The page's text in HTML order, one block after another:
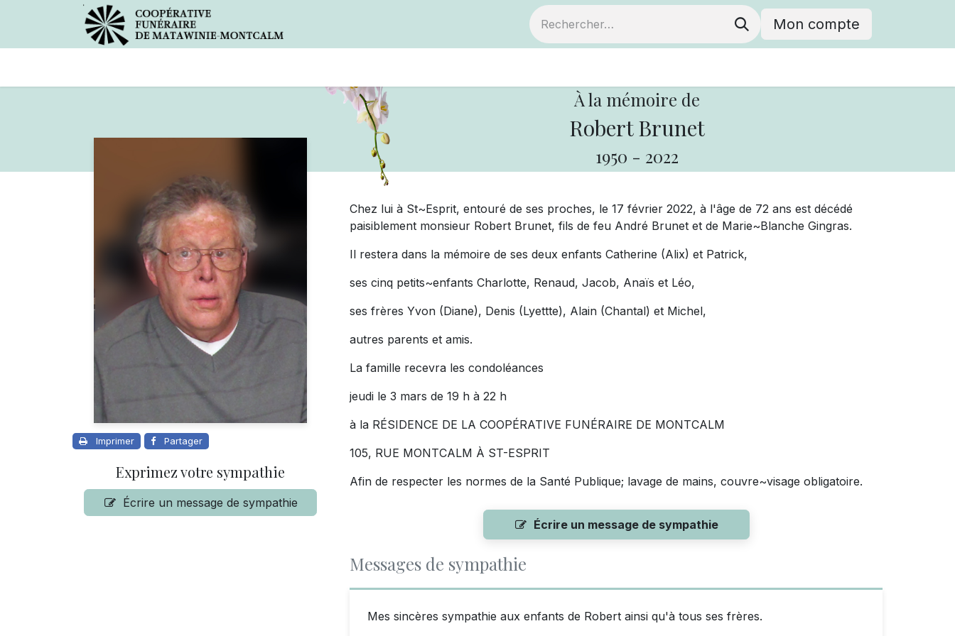
Mon compte
À la mémoire de
Robert Brunet
1950 - 2022
Imprimer Partager
Exprimez votre sympathie
Écrire un message de sympathie
Chez lui à St~Esprit, entouré de ses proches, le 17 février 2022, à l'âge de 72 ans est décédé
paisiblement monsieur Robert Brunet, fils de feu André Brunet et de Marie~Blanche Gingras.
Il restera dans la mémoire de ses deux enfants Catherine (Alix) et Patrick,
ses cinq petits~enfants Charlotte, Renaud, Jacob, Anaïs et Léo,
ses frères Yvon (Diane), Denis (Lyettte), Alain (Chantal) et Michel,
autres parents et amis.
La famille recevra les condoléances
jeudi le 3 mars de 19 h à 22 h
à la RÉSIDENCE DE LA COOPÉRATIVE FUNÉRAIRE DE MONTCALM
105, RUE MONTCALM À ST-ESPRIT
Afin de respecter les normes de la Santé Publique; lavage de mains, couvre~visage obligatoire.
Écrire un message de sympathie
Messages de sympathie
Mes sincères sympathie aux enfants de Robert ainsi qu'à tous ses frères.